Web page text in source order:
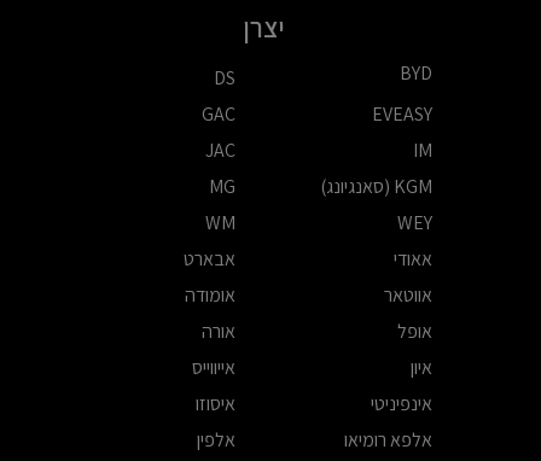
יצרן
BYD
DS
EVEASY
GAC
IM
JAC
KGM (סאנגיונג)
MG
WEY
WM
אאודי
אבארט
אווטאר
אומודה
אופל
אורה
איון
אייווייס
אינפיניטי
איסוזו
אלפא רומיאו
אלפין